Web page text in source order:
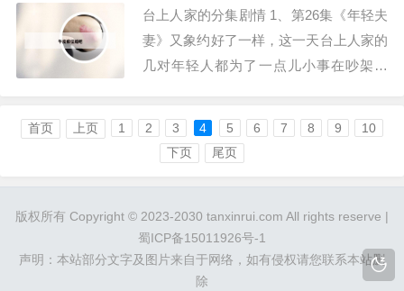
鱼际、跖部及足跟侧缘红斑脱屑区的集簇
的、小的深在性...
台上人家的分集剧情 1、第26集《年轻夫
妻》又象约好了一样，这一天台上人家的
几对年轻人都为了一点儿小事在吵架。
而上，为自己和婆婆挣得了幸福的生活。
在《台上人家》的剧情中，任喜爱经历了
重重困难。她原本是一个小县城的富家女
不得不面对...
首页 上页 1 2 3 4 5 6 7 8 9
10
下页
尾页
版权所有 Copyright © 2023-2030 tanxinrui.com All rights reserve |
蜀ICP备15011926号-1
声明：本站部分文字及图片来自于网络，如有侵权请您联系本站删
除